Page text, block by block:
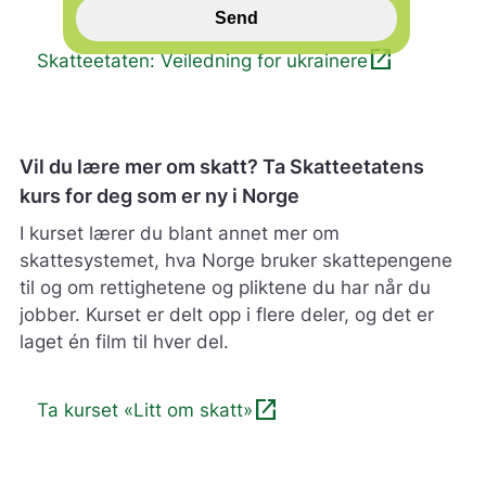
Skatteetaten: Veiledning for ukrainereopen_in_new
Vil du lære mer om skatt? Ta Skatteetatens
kurs for deg som er ny i Norge
I kurset lærer du blant annet mer om
skattesystemet, hva Norge bruker skattepengene
til og om rettighetene og pliktene du har når du
jobber. Kurset er delt opp i flere deler, og det er
laget én film til hver del.
Ta kurset «Litt om skatt»open_in_new
s
p
i
e
p
e
o
s
s
m
g
Send